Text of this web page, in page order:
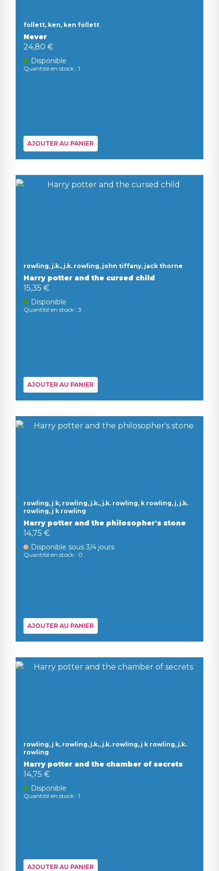
follett, ken, ken follett
Never
24,80 €
Disponible
Quantité en stock : 1
AJOUTER AU PANIER
rowling, j.k., j.k. rowling, john tiffany, jack thorne
Harry potter and the cursed child
15,35 €
Disponible
Quantité en stock : 3
AJOUTER AU PANIER
rowling, j k, rowling, j.k., j.k. rowling, k rowling, j, j.k.
rowling, j k rowling
Harry potter and the philosopher's stone
14,75 €
Disponible sous 3/4 jours
Quantité en stock : 0
AJOUTER AU PANIER
rowling, j k, rowling, j.k., j.k. rowling, j k rowling, j.k.
rowling
Harry potter and the chamber of secrets
14,75 €
Disponible
Quantité en stock : 1
AJOUTER AU PANIER